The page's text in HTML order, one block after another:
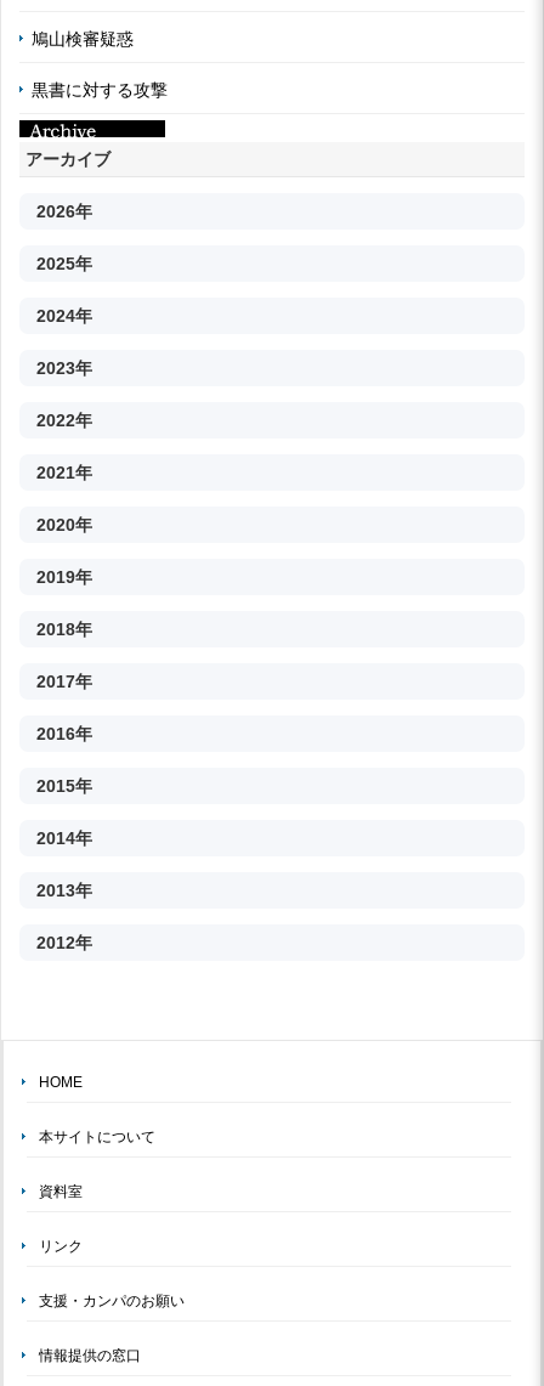
鳩山検審疑惑
黒書に対する攻撃
アーカイブ
2026年
2025年
2024年
2023年
2022年
2021年
2020年
2019年
2018年
2017年
2016年
2015年
2014年
2013年
2012年
HOME
本サイトについて
資料室
リンク
支援・カンパのお願い
情報提供の窓口